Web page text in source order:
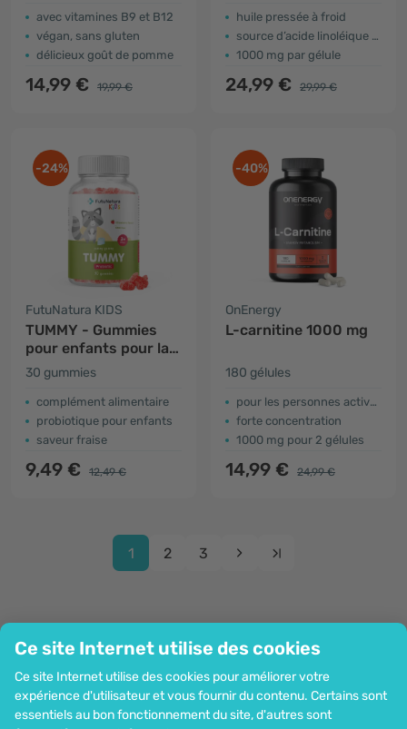
Ce site Internet utilise des cookies
Ce site Internet utilise des cookies pour améliorer votre
expérience d'utilisateur et vous fournir du contenu. Certains sont
essentiels au bon fonctionnement du site, d'autres sont
avec vitamines B9 et B12
végan, sans gluten
délicieux goût de pomme
14,99 € 19,99 €
huile pressée à froid
source d’acide linoléique et d’acide oléique
1000 mg par gélule
24,99 € 29,99 €
-24%
FutuNatura KIDS
TUMMY - Gummies
pour enfants pour la
digestion
30 gummies
complément alimentaire
probiotique pour enfants
saveur fraise
9,49 € 12,49 €
-40%
OnEnergy
L-carnitine 1000 mg
180 gélules
pour les personnes actives
forte concentration
1000 mg pour 2 gélules
14,99 € 24,99 €
1 2 3
Information
Rejoignez-nous